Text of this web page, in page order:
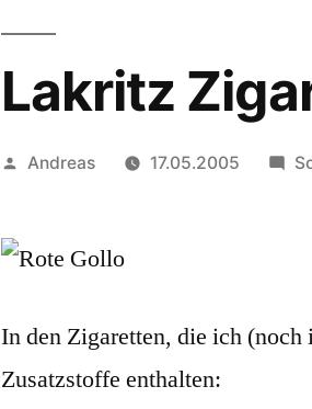
Lakritz
Veröffentlicht
Andreas 17.05.2005
In den Zigaretten, die ich
Zusatzstoffe enthalten: